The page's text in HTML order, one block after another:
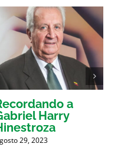
a
Harry
29, 2023